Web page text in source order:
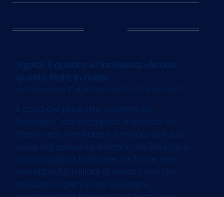
Ultim’Ora
Sgarbi, il quadro e l’inchiesta: «Anche
questa finirà in nulla»
by Giovanna Cavallion 13/05/2024 at 06:07
Il caso del presunto Valentin de
Boulogne, caravaggista francese: se
fosse vero, varrebbe 5,5 milioni di euroIl
caso del presunto Valentin de Boulogne,
caravaggista francese: se fosse vero,
varrebbe 5,5 milioni di euroIl caso del
presunto Valentin de Boulogne,